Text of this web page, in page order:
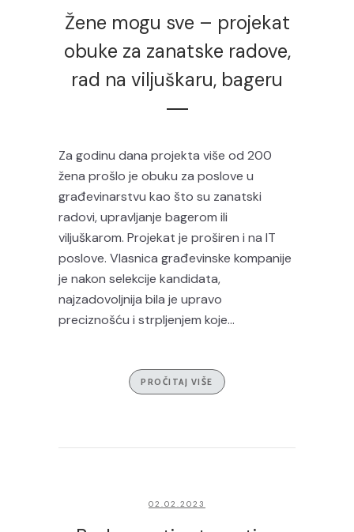
Žene mogu sve – projekat
obuke za zanatske radove,
rad na viljuškaru, bageru
Za godinu dana projekta više od 200
žena prošlo je obuku za poslove u
građevinarstvu kao što su zanatski
radovi, upravljanje bagerom ili
viljuškarom. Projekat je proširen i na IT
poslove. Vlasnica građevinske kompanije
je nakon selekcije kandidata,
najzadovoljnija bila je upravo
preciznošću i strpljenjem koje...
PROČITAJ VIŠE
02.02.2023